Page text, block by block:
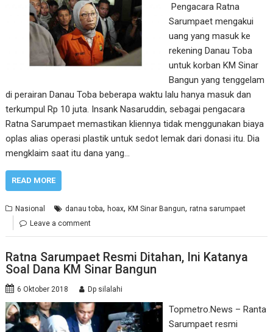
Pengacara Ratna
Sarumpaet mengakui
uang yang masuk ke
rekening Danau Toba
untuk korban KM Sinar
Bangun yang tenggelam
di perairan Danau Toba beberapa waktu lalu hanya masuk dan
terkumpul Rp 10 juta. Insank Nasaruddin, sebagai pengacara
Ratna Sarumpaet memastikan kliennya tidak menggunakan biaya
oplas alias operasi plastik untuk sedot lemak dari donasi itu. Dia
mengklaim saat itu dana yang…
READ MORE
Nasional danau toba,hoax,KM Sinar Bangun,ratna sarumpaet
Leave a comment
Ratna Sarumpaet Resmi Ditahan, Ini Katanya
Soal Dana KM Sinar Bangun
6 Oktober 2018 Dp silalahi
Topmetro.News – Ranta
Sarumpaet resmi